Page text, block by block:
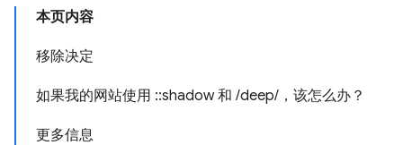
本页内容
移除决定
如果我的网站使用 ::shadow 和 /deep/，该怎么办？
更多信息